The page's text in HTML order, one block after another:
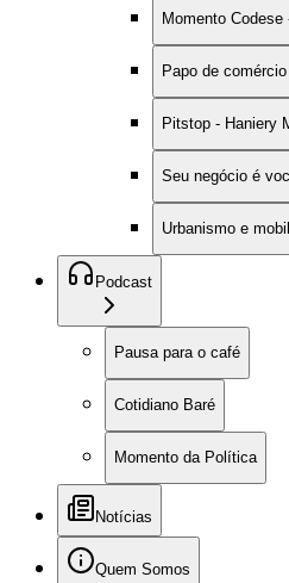
Momento Codese
Papo de
Pitstop - Haniery
Seu negócio é
Urbanismo e
Podcast
Pausa para o café
Cotidiano Baré
Momento da Política
Notícias
Quem Somos